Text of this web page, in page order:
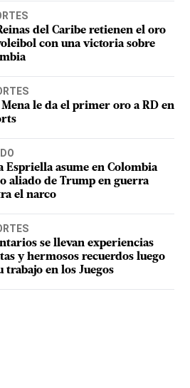
del Caribe retienen el oro
con una victoria sobre
Mena le da el primer oro a RD en
Espriella asume en Colombia
aliado de Trump en guerra
el narco
se llevan experiencias
y hermosos recuerdos luego
trabajo en los Juegos